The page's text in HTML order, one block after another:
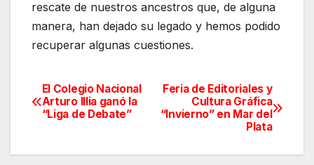
rescate de nuestros ancestros que, de alguna
manera, han dejado su legado y hemos podido
recuperar algunas cuestiones.
Navegación
de
entradas
Feria de Editoriales y
Cultura Gráfica
“Invierno” en Mar del
Plata
El Colegio Nacional
Arturo Illia ganó la
“Liga de Debate”